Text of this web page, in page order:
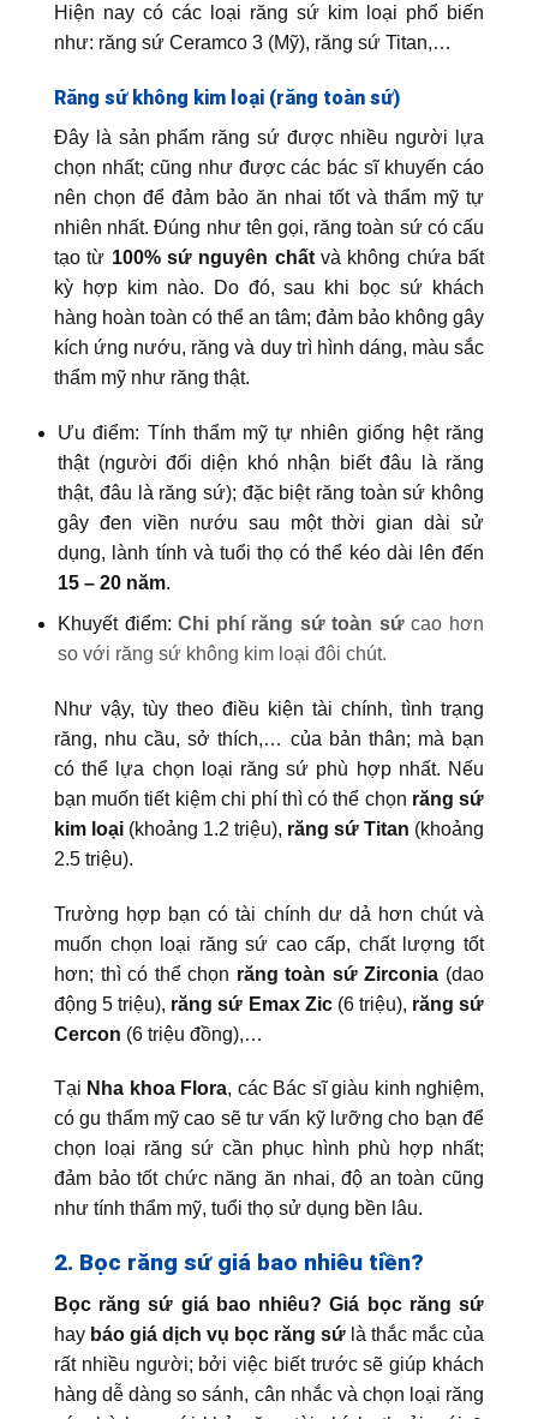
Hiện nay có các loại răng sứ kim loại phổ biến
như: răng sứ Ceramco 3 (Mỹ), răng sứ Titan,…
Răng sứ không kim loại (răng toàn sứ)
Đây là sản phẩm răng sứ được nhiều người lựa
chọn nhất; cũng như được các bác sĩ khuyến cáo
nên chọn để đảm bảo ăn nhai tốt và thẩm mỹ tự
nhiên nhất. Đúng như tên gọi, răng toàn sứ có cấu
tạo từ 100% sứ nguyên chấtvà không chứa bất
kỳ hợp kim nào. Do đó, sau khi bọc sứ khách
hàng hoàn toàn có thể an tâm; đảm bảo không gây
kích ứng nướu, răng và duy trì hình dáng, màu sắc
thẩm mỹ như răng thật.
Ưu điểm: Tính thẩm mỹ tự nhiên giống hệt răng
thật (người đối diện khó nhận biết đâu là răng
thật, đâu là răng sứ); đặc biệt răng toàn sứ không
gây đen viền nướu sau một thời gian dài sử
dụng, lành tính và tuổi thọ có thể kéo dài lên đến
15 – 20 năm.
Khuyết điểm:Chi phí răng sứ toàn sứcao hơn
so với răng sứ không kim loại đôi chút.
Như vậy, tùy theo điều kiện tài chính, tình trạng
răng, nhu cầu, sở thích,… của bản thân; mà bạn
có thể lựa chọn loại răng sứ phù hợp nhất. Nếu
bạn muốn tiết kiệm chi phí thì có thể chọn răng sứ
kim loại (khoảng 1.2 triệu), răng sứ Titan (khoảng
2.5 triệu).
Trường hợp bạn có tài chính dư dả hơn chút và
muốn chọn loại răng sứ cao cấp, chất lượng tốt
hơn; thì có thể chọn răng toàn sứ Zirconia (dao
động 5 triệu), răng sứ Emax Zic(6 triệu), răng sứ
Cercon (6 triệu đồng),…
Tại Nha khoa Flora, các Bác sĩ giàu kinh nghiệm,
có gu thẩm mỹ cao sẽ tư vấn kỹ lưỡng cho bạn để
chọn loại răng sứ cần phục hình phù hợp nhất;
đảm bảo tốt chức năng ăn nhai, độ an toàn cũng
như tính thẩm mỹ, tuổi thọ sử dụng bền lâu.
2. Bọc răng sứ giá bao nhiêu tiền?
Bọc răng sứ giá bao nhiêu? Giá bọc răng sứ
hay báo giá dịch vụ bọc răng sứ là thắc mắc của
rất nhiều người; bởi việc biết trước sẽ giúp khách
hàng dễ dàng so sánh, cân nhắc và chọn loại răng